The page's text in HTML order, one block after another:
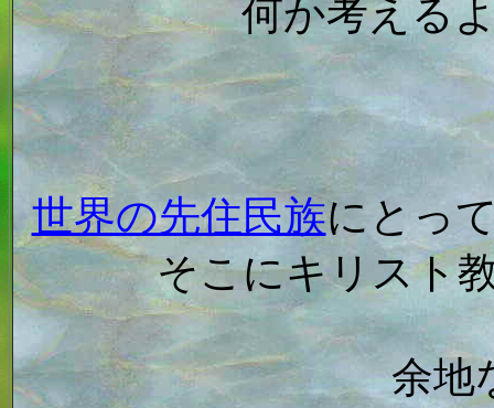
何か考える
世界の先住民族にとっ
そこにキリスト
余地